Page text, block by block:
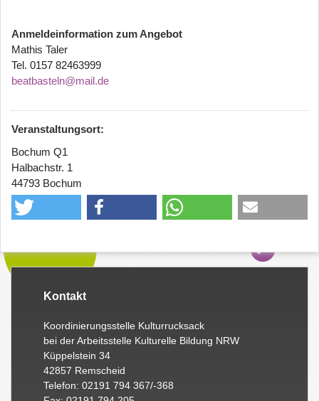
Anmeldeinformation zum Angebot
Mathis Taler
Tel. 0157 82463999
beatbasteln@mail.de
Veranstaltungsort:
Bochum Q1
Halbachstr. 1
44793 Bochum
Kontakt
Koordinierungsstelle Kulturrucksack
bei der Arbeitsstelle Kulturelle Bildung NRW
Küppelstein 34
42857 Remscheid
Telefon: 02191 794 367/-368